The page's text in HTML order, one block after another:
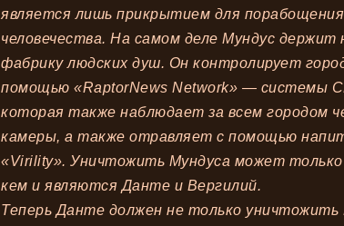
является лишь прикрытием для порабощения
человечества. На самом деле Мундус держит
фабрику людских душ. Он контролирует
помощью «RaptorNews Network» — системы
которая также наблюдает за всем городом
камеры, а также отравляет с помощью
«Virility». Уничтожить Мундуса может
кем и являются Данте и Вергилий.
Теперь Данте должен не только уничтожить